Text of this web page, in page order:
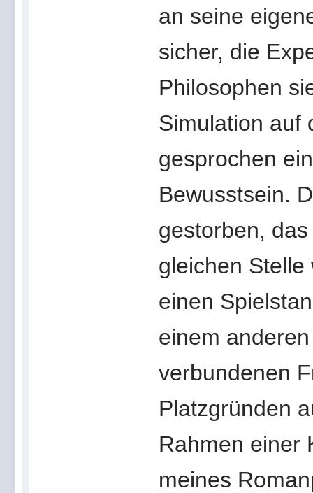
an seine
sicher, die
Philosophen
Simulation auf
gesprochen
Bewusstsein.
gestorben,
gleichen Stelle
einen
einem
verbundenen
Platzgründen
Rahmen einer
meines